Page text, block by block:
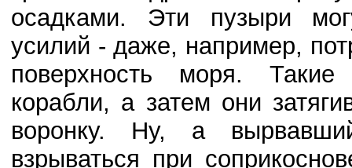
осадками. Эти пузыри
усилий - даже, например,
поверхность моря.
корабли, а затем они
воронку. Ну, а
взрываться при